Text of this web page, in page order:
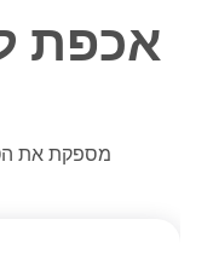
אכפת